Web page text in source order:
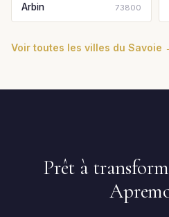
Arbin 73800
Voir toutes les villes du Savoie
Prêt à